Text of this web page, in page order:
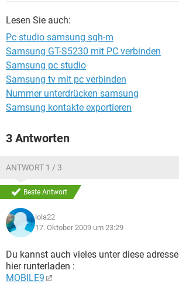
Lesen Sie auch:
Pc studio samsung sgh-m
Samsung GT-S5230 mit PC verbinden
Samsung pc studio
Samsung tv mit pc verbinden
Nummer unterdrücken samsung
Samsung kontakte exportieren
3 Antworten
ANTWORT 1 / 3
Beste Antwort
lola22
17. Oktober 2009 um 23:29
Du kannst auch vieles unter diese adresse
hier runterladen :
MOBILE9